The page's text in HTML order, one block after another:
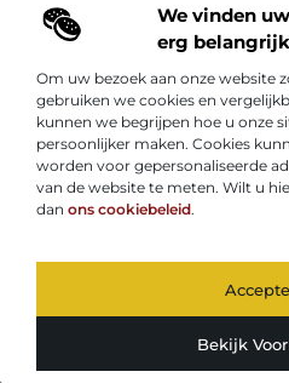
We vinden
erg belangrijk
Om uw bezoek aan onze website
gebruiken we cookies en
kunnen we begrijpen hoe u onze
persoonlijker maken. Cookies
worden voor gepersonaliseerde
van de website te meten. Wilt u
dan ons cookiebeleid.
Bekijk
Zonnepanelen kopen?
Soloya.be
Een gespeicaliseerde partner
van groene stroom? Met de